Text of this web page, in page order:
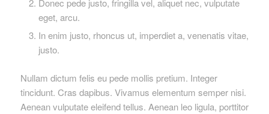
Donec pede justo, fringilla vel, aliquet nec, vulputate
eget, arcu.
In enim justo, rhoncus ut, imperdiet a, venenatis vitae,
justo.
Nullam dictum felis eu pede mollis pretium. Integer
tincidunt. Cras dapibus. Vivamus elementum semper nisi.
Aenean vulputate eleifend tellus. Aenean leo ligula, porttitor